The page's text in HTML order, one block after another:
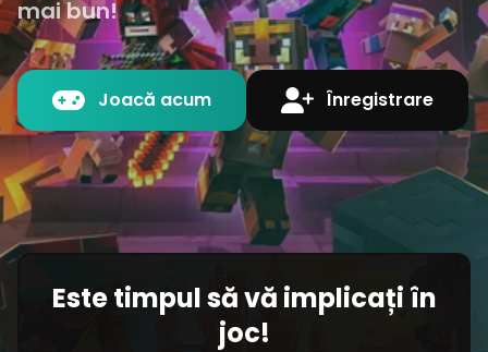
mai bun!
Joacă acum Înregistrare
Este timpul să vă implicați în
joc!